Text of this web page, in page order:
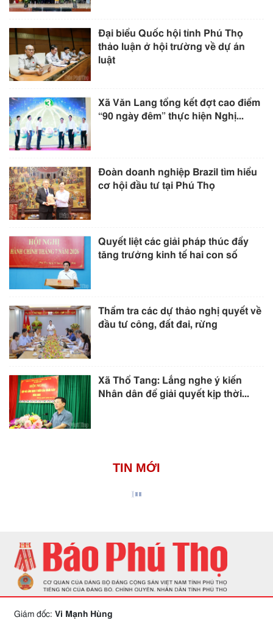
Đại biểu Quốc hội tỉnh Phú Thọ
thảo luận ở hội trường về dự án
luật
Xã Văn Lang tổng kết đợt cao điểm
“90 ngày đêm” thực hiện Nghị...
Đoàn doanh nghiệp Brazil tìm hiểu
cơ hội đầu tư tại Phú Thọ
Quyết liệt các giải pháp thúc đẩy
tăng trưởng kinh tế hai con số
Thẩm tra các dự thảo nghị quyết về
đầu tư công, đất đai, rừng
Xã Thổ Tang: Lắng nghe ý kiến
Nhân dân để giải quyết kịp thời...
TIN MỚI
Giám đốc: Vi Mạnh Hùng